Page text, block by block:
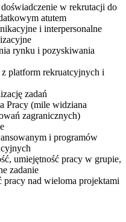
w rekrutacji do
atutem
i interpersonalne
rynku i pozyskiwania
platform rekruatcyjnych i
zadań
Pracy (mile widziana
zagranicznych)
i programów
umiejętność pracy w grupie,
zadanie
pracy nad wieloma projektami